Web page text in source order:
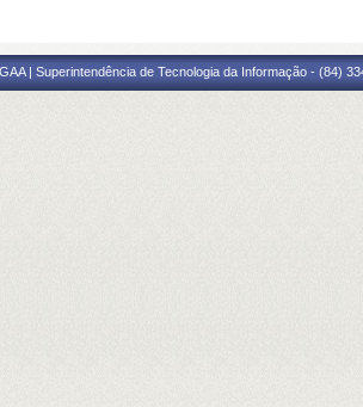
| Superintendência de Tecnologia da Informação - (84)